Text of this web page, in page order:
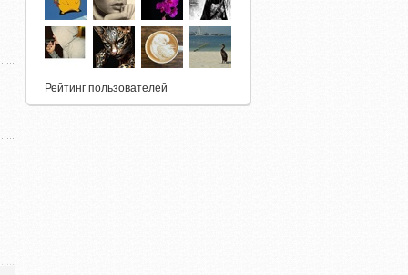
Рейтинг пользователей